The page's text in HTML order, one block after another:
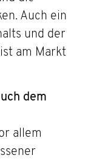
Auch ein
und der
am Markt
dem
allem